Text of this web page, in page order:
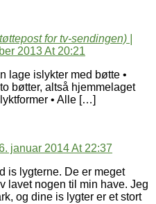
for tv-sendingen) |
2013 At 20:21
lage islykter med bøtte •
bøtter, altså hjemmelaget
• Alle […]
januar 2014 At 22:37
is lygterne. De er meget
lavet nogen til min have. Jeg
og dine is lygter er et stort